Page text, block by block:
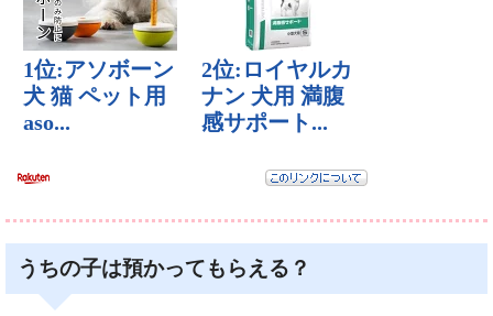
うちの子は預かってもらえる？